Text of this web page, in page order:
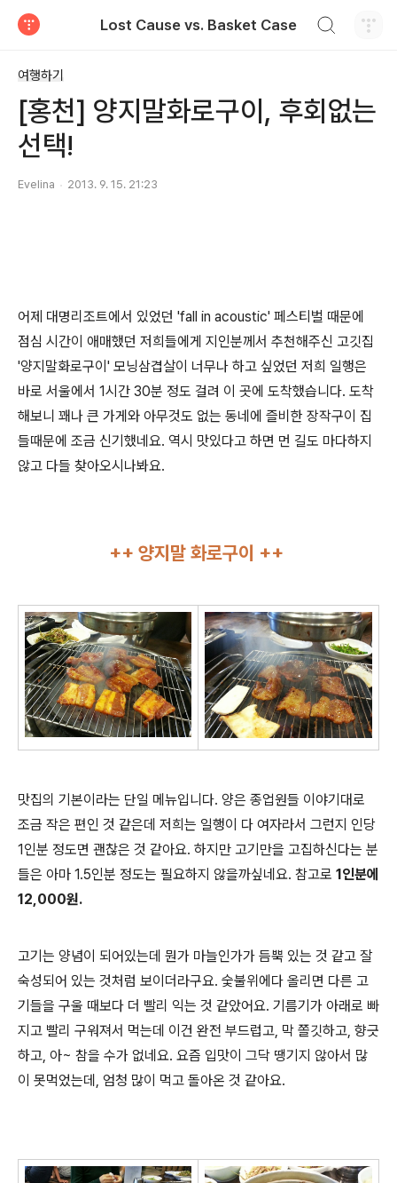
Lost Cause vs. Basket Case
여행하기
[홍천] 양지말화로구이, 후회없는
선택!
Evelina 2013. 9. 15. 21:23
어제 대명리조트에서 있었던 'fall in acoustic' 페스티벌 때문에
점심 시간이 애매했던 저희들에게 지인분께서 추천해주신 고깃집
'양지말화로구이' 모닝삼겹살이 너무나 하고 싶었던 저희 일행은
바로 서울에서 1시간 30분 정도 걸려 이 곳에 도착했습니다. 도착
해보니 꽤나 큰 가게와 아무것도 없는 동네에 즐비한 장작구이 집
들때문에 조금 신기했네요. 역시 맛있다고 하면 먼 길도 마다하지
않고 다들 찾아오시나봐요.
++ 양지말 화로구이 ++
맛집의 기본이라는 단일 메뉴입니다. 양은 종업원들 이야기대로
조금 작은 편인 것 같은데 저희는 일행이 다 여자라서 그런지 인당
1인분 정도면 괜찮은 것 같아요. 하지만 고기만을 고집하신다는 분
들은 아마 1.5인분 정도는 필요하지 않을까싶네요. 참고로 1인분에
12,000원.
고기는 양념이 되어있는데 뭔가 마늘인가가 듬뿍 있는 것 같고 잘
숙성되어 있는 것처럼 보이더라구요. 숯불위에다 올리면 다른 고
기들을 구울 때보다 더 빨리 익는 것 같았어요. 기름기가 아래로 빠
지고 빨리 구워져서 먹는데 이건 완전 부드럽고, 막 쫄깃하고, 향긋
하고, 아~ 참을 수가 없네요. 요즘 입맛이 그닥 땡기지 않아서 많
이 못먹었는데, 엄청 많이 먹고 돌아온 것 같아요.